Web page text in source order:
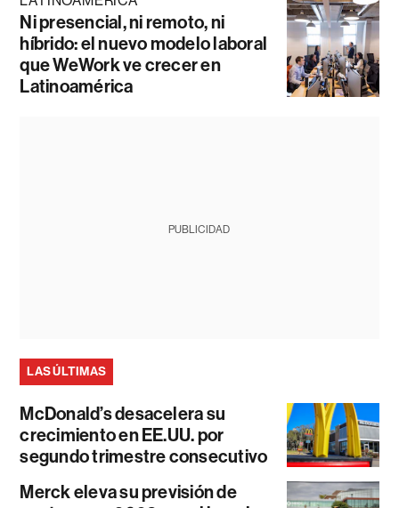
Ni presencial, ni remoto, ni
híbrido: el nuevo modelo laboral
que WeWork ve crecer en
Latinoamérica
PUBLICIDAD
LAS ÚLTIMAS
McDonald’s desacelera su
crecimiento en EE.UU. por
segundo trimestre consecutivo
Merck eleva su previsión de